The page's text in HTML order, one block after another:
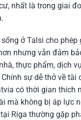
nhất là trong giai
ở Talsi cho phép
nhưng vẫn đảm
thực phẩm, dịch
sự dễ thở về tài
có thời gian thích
mà không bị áp lực
Riga thường gặp